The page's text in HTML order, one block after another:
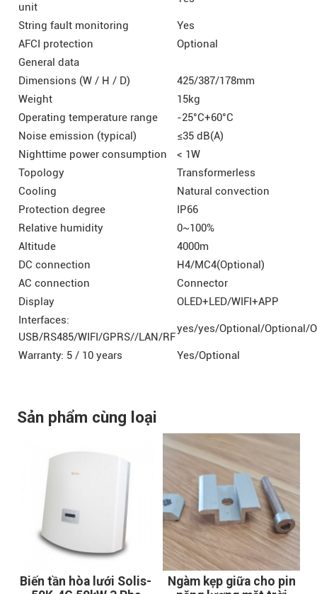
unit
String fault monitoring
Yes
AFCI protection
Optional
General data
Dimensions (W / H / D)
425/387/178mm
Weight
15kg
Operating temperature range
-25°C+60°C
Noise emission (typical)
≤35 dB(A)
Nighttime power consumption
< 1W
Topology
Transformerless
Cooling
Natural convection
Protection degree
IP66
Relative humidity
0~100%
Altitude
4000m
DC connection
H4/MC4(Optional)
AC connection
Connector
Display
OLED+LED/WIFI+APP
Interfaces:
USB/RS485/WIFI/GPRS//LAN/RF
yes/yes/Optional/Optional/
Warranty: 5 / 10 years Yes/Optional
Sản phẩm cùng loại
Biến tần hòa lưới Solis-
Ngàm kẹp giữa cho pin